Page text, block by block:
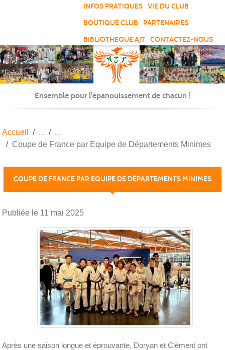
INFOS PRATIQUES
VIE DU CLUB
BOUTIQUE CLUB
PARTENAIRES
BIBLIOTHEQUE AJT
CONTACTEZ-NOUS
Ensemble pour l'épanouissement de chacun !
Accueil
Coupe de France par Equipe de Départements Minimes
COUPE DE FRANCE PAR EQUIPE DE DÉPARTEMENTS MINIMES
Publiée le 11 mai 2025
Après une saison longue et éprouvante, Doryan et Clément ont
Panneau de gestion des cookies